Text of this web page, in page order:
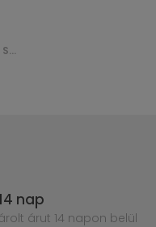
SZŐNYEG S283B LIGHT SKY EZM LIGHT SKY - SZARY
nap
árut 14 napon belül